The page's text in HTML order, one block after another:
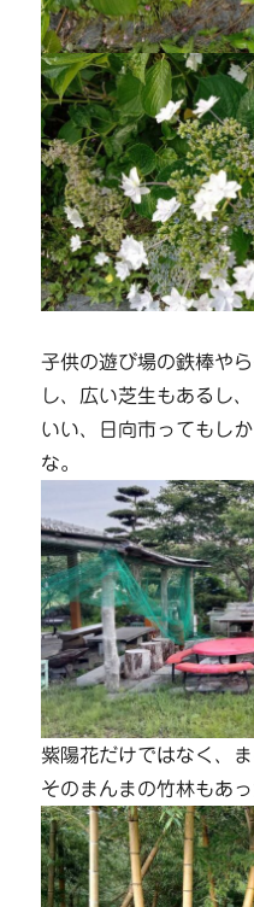
子供の遊び場の鉄棒や
し、広い芝生もあるし
いい、日向市ってもし
な。
紫陽花だけではなく、
そのまんまの竹林もあっ